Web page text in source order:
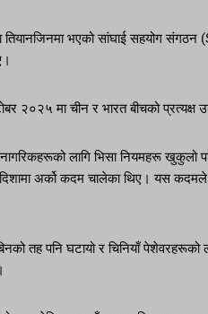
भएको सांघाई सहयोग संगठन
२०२५ मा चीन र भारत बीचको
नागरिकहरूको लागि भिसा नियमहरू
अर्को कदम चालेका थिए। यस
तह पनि घटायो र चिनियाँ पेशेवरहरूको